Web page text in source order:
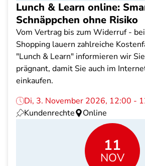
Lunch & Learn online:
Schnäppchen ohne Risiko
Vom Vertrag bis zum Widerruf -
Shopping lauern zahlreiche
"Lunch & Learn" informieren wir
prägnant, damit Sie auch im
einkaufen.
Di, 3. November 2026, 12:00 -
Kundenrechte
Online
11
NOV